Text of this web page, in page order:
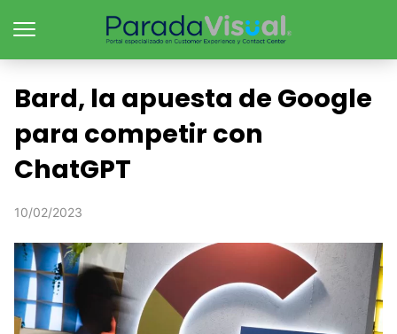
Bard, la apuesta de Google
para competir con
ChatGPT
10/02/2023